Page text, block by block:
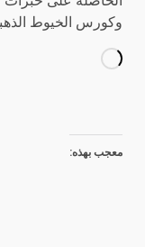
وكورس الخيوط
معجب بهذه: